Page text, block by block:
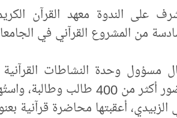
على الندوة معهد القرآن
من المشروع القرآني في الجامعات
مسؤول وحدة النشاطات
حضور أكثر من 400 طالب
الزبيدي، أعقبتها محاضرة قرآنية